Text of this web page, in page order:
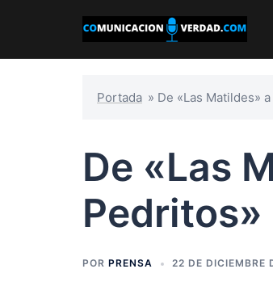
Portada » De «Las Matildes»
De «Las
Pedritos»
POR PRENSA 22 DE DICIEMBRE